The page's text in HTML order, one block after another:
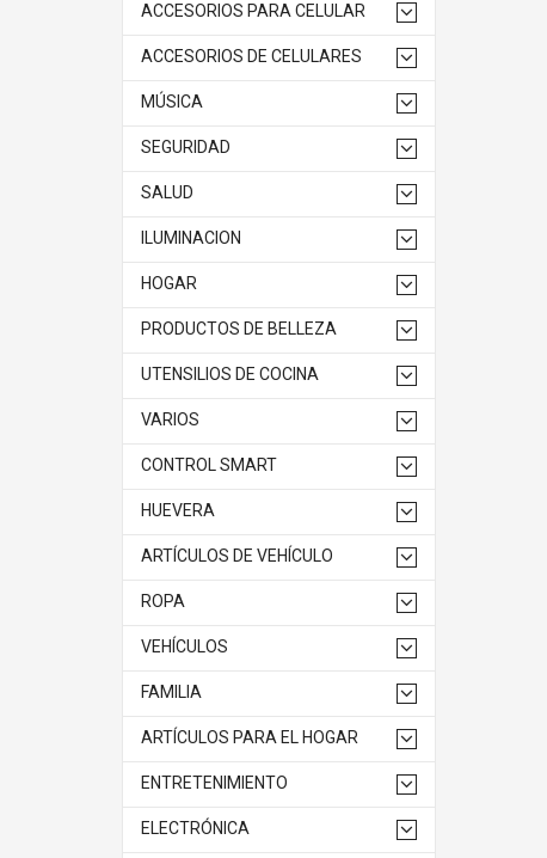
ACCESORIOS PARA CELULAR
ACCESORIOS DE CELULARES
MÚSICA
SEGURIDAD
SALUD
ILUMINACION
HOGAR
PRODUCTOS DE BELLEZA
UTENSILIOS DE COCINA
VARIOS
CONTROL SMART
HUEVERA
ARTÍCULOS DE VEHÍCULO
ROPA
VEHÍCULOS
FAMILIA
ARTÍCULOS PARA EL HOGAR
ENTRETENIMIENTO
ELECTRÓNICA